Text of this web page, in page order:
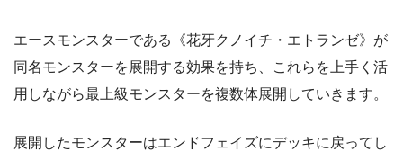
エースモンスターである《花牙クノイチ・エトランゼ》が
同名モンスターを展開する効果を持ち、これらを上手く活
用しながら最上級モンスターを複数体展開していきます。
展開したモンスターはエンドフェイズにデッキに戻ってし